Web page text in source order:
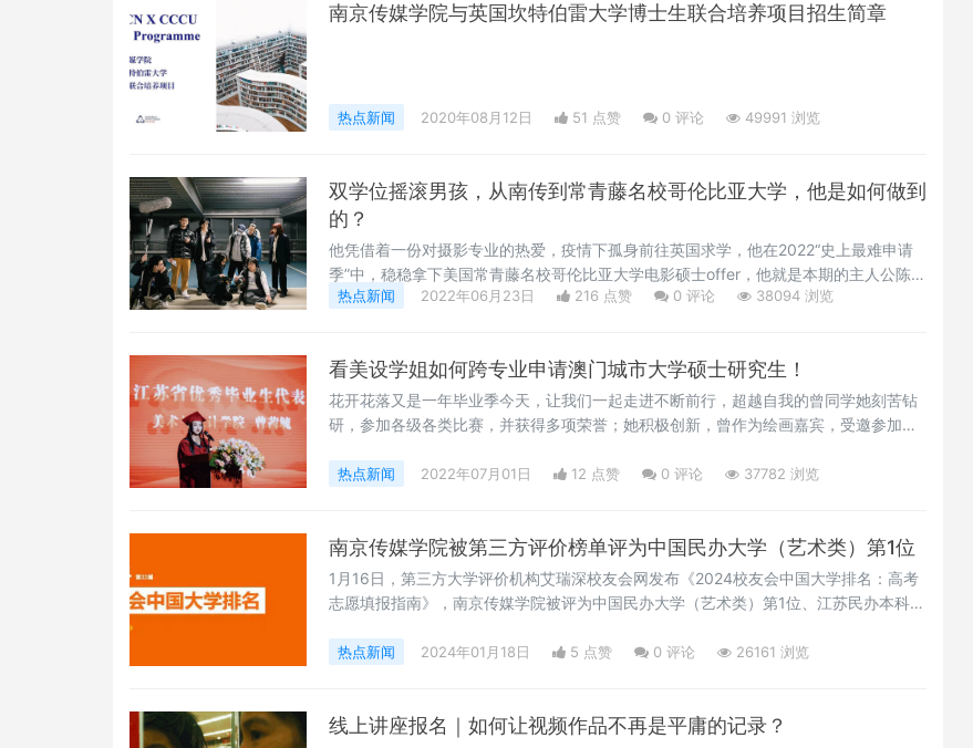
南京传媒学院与英国坎特伯雷大学博士生联合培养项目招生简章
热点新闻 2020年08月12日 51 点赞 0 评论 49991 浏览
双学位摇滚男孩，从南传到常青藤名校哥伦比亚大学，他是如何做到
的？
他凭借着一份对摄影专业的热爱，疫情下孤身前往英国求学，他在2022“史上最难申请
季”中，稳稳拿下美国常青藤名校哥伦比亚大学电影硕士offer，他就是本期的主人公陈隆
阶同学！话不多说，赶紧来认识下这位拥有有趣灵魂的酷男孩！01爱摄影、爱摇滚想成
热点新闻 2022年06月23日 216 点赞 0 评论 38094 浏览
看美设学姐如何跨专业申请澳门城市大学硕士研究生！
花开花落又是一年毕业季今天，让我们一起走进不断前行，超越自我的曾同学她刻苦钻
研，参加各级各类比赛，并获得多项荣誉；她积极创新，曾作为绘画嘉宾，受邀参加
好学生干部工作，多次获得“校优秀学生干部”等荣誉称号；她就是2022届江苏省优秀毕
热点新闻 2022年07月01日 12 点赞 0 评论 37782 浏览
南京传媒学院被第三方评价榜单评为中国民办大学（艺术类）第1位
1月16日，第三方大学评价机构艾瑞深校友会网发布《2024校友会中国大学排名：高考
志愿填报指南》，南京传媒学院被评为中国民办大学（艺术类）第1位、江苏民办本科高
位，蝉联艺术类民办大学第1位。据悉，校友会中国大学排名自2003年以来连续发布大
热点新闻 2024年01月18日 5 点赞 0 评论 26161 浏览
线上讲座报名｜如何让视频作品不再是平庸的记录？